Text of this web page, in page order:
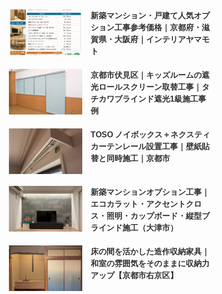
新築マンション・戸建て人気オプ
ション工事参考価格｜京都府・滋
賀県・大阪府｜インテリアヤマモ
ト
京都市伏見区｜キッズルームの遮
光ロールスクリーン取替工事｜タ
チカワブラインド遮光1級施工事
例
TOSO ノイボックス＋ネクスティ
カーテンレール設置工事｜壁紙貼
替と同時施工｜京都市
新築マンションオプション工事｜
エコカラット・アクセントクロ
ス・照明・カップボード・縦型ブ
ラインド施工（大津市）
床の間を活かした造作収納家具｜
和室の雰囲気をそのままに収納力
アップ【京都市右京区】